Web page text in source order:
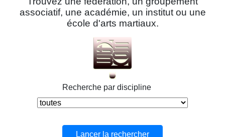
associatif, une académie, un institut ou une
école d'arts martiaux.
Recherche par discipline